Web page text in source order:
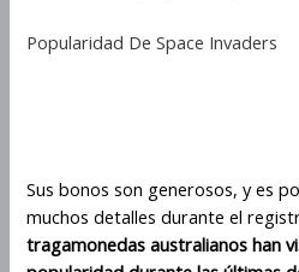
Popularidad De Space Invaders
Sus bonos son generosos, y es
muchos detalles durante el
tragamonedas australianos han